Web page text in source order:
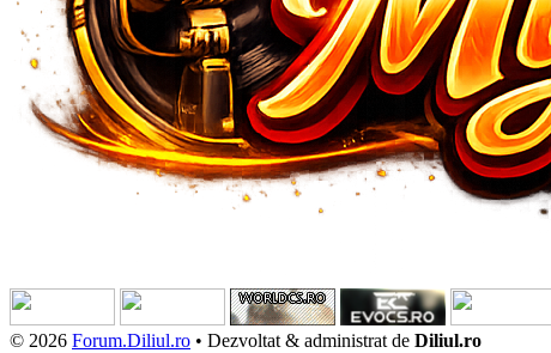
© 2026 Forum.Diliul.ro • Dezvoltat & administrat de Diliul.ro